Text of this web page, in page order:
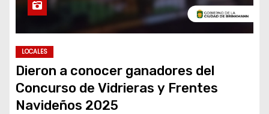
LOCALES
Dieron a conocer ganadores del
Concurso de Vidrieras y Frentes
Navideños 2025